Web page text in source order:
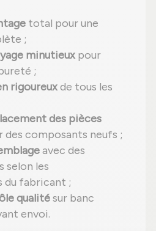
total pour une
;
minutieux pour
;
rigoureuxde tous les
des pièces
des composants neufs ;
avec des
selon les
du fabricant ;
qualitésur banc
envoi.